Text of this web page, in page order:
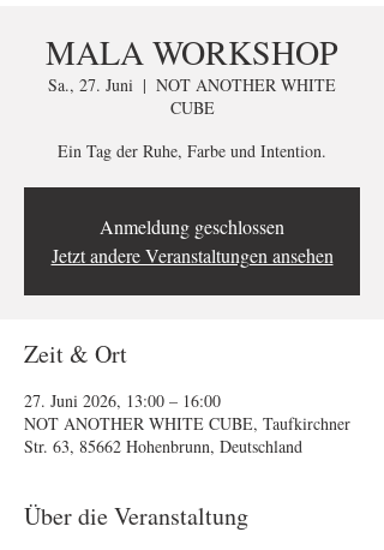
MALA WORKSHOP
Sa., 27. Juni
  |
NOT ANOTHER WHITE
CUBE
Ein Tag der Ruhe, Farbe und Intention.
Anmeldung geschlossen
Jetzt andere Veranstaltungen ansehen
Zeit & Ort
27. Juni 2026, 13:00 – 16:00
NOT ANOTHER WHITE CUBE, Taufkirchner
Str. 63, 85662 Hohenbrunn, Deutschland
Über die Veranstaltung